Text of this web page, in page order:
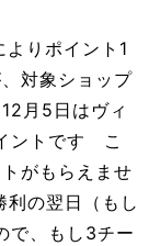
りポイント1
対象ショップ
月5日はヴィ
ントです こ
がもらえませ
の翌日（もし
で、もし3チー